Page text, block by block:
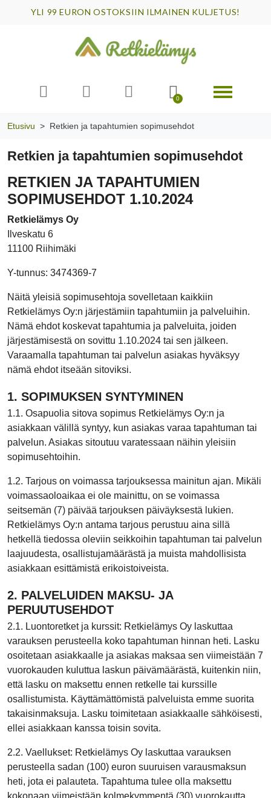
YLI 99 EURON OSTOKSIIN ILMAINEN KULJETUS!
Etusivu Retkien ja tapahtumien sopimusehdot
Retkien ja tapahtumien sopimusehdot
RETKIEN JA TAPAHTUMIEN
SOPIMUSEHDOT 1.10.2024
Retkielämys Oy
Ilveskatu 6
11100 Riihimäki
Y-tunnus: 3474369-7
Näitä yleisiä sopimusehtoja sovelletaan kaikkiin
Retkielämys Oy:n järjestämiin tapahtumiin ja palveluihin.
Nämä ehdot koskevat tapahtumia ja palveluita, joiden
järjestämisestä on sovittu 1.10.2024 tai sen jälkeen.
Varaamalla tapahtuman tai palvelun asiakas hyväksyy
nämä ehdot itseään sitoviksi.
1. SOPIMUKSEN SYNTYMINEN
1.1. Osapuolia sitova sopimus Retkielämys Oy:n ja
asiakkaan välillä syntyy, kun asiakas varaa tapahtuman tai
palvelun. Asiakas sitoutuu varatessaan näihin yleisiin
sopimusehtoihin.
1.2. Tarjous on voimassa tarjouksessa mainitun ajan. Mikäli
voimassaoloaikaa ei ole mainittu, on se voimassa
seitsemän (7) päivää tarjouksen päiväyksestä lukien.
Retkielämys Oy:n antama tarjous perustuu aina sillä
hetkellä tiedossa oleviin seikkoihin tapahtuman tai palvelun
laajuudesta, osallistujamäärästä ja muista mahdollisista
asiakkaan esittämistä erikoistoiveista.
2. PALVELUIDEN MAKSU- JA
PERUUTUSEHDOT
2.1. Luontoretket ja kurssit: Retkielämys Oy laskuttaa
varauksen perusteella koko tapahtuman hinnan heti. Lasku
osoitetaan asiakkaalle ja asiakas maksaa sen viimeistään 7
vuorokauden kuluttua laskun päivämäärästä, kuitenkin niin,
että lasku on maksettu ennen retkelle tai kurssille
osallistumista. Käyttämättömistä palveluista emme suorita
takaisinmaksuja. Lasku toimitetaan asiakkaalle sähköisesti,
ellei asiakkaan kanssa toisin sovita.
2.2. Vaellukset: Retkielämys Oy laskuttaa varauksen
perusteella sadan (100) euron suuruisen varausmaksun
heti, jota ei palauteta. Tapahtuma tulee olla maksettu
kokonaan viimeistään kolmekymmentä (30) vuorokautta